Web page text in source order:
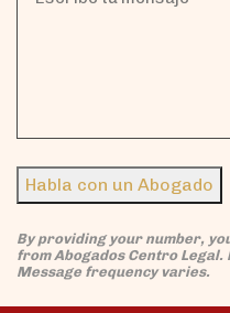
Habla con un Abogado
By providing your number,
from Abogados Centro Legal.
Message frequency varies.